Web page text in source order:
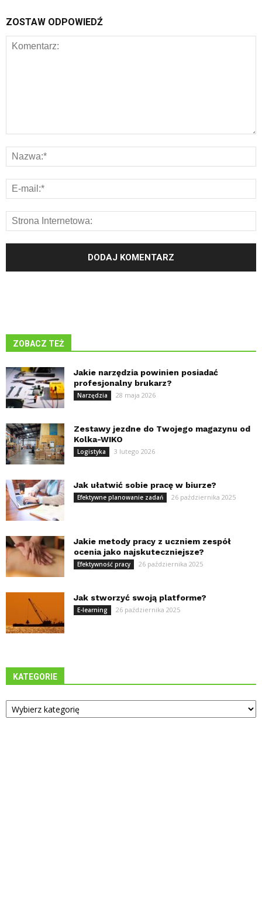
ZOSTAW ODPOWIEDŹ
ZOBACZ TEŻ
Jakie narzędzia powinien posiadać
profesjonalny brukarz?
Narzędzia 28 maja 2026
Zestawy jezdne do Twojego magazynu od
Kolka-WIKO
Logistyka 3 lutego 2026
Jak ułatwić sobie pracę w biurze?
Efektywne planowanie zadań 26 października 2025
Jakie metody pracy z uczniem zespół
ocenia jako najskuteczniejsze?
Efektywność pracy 26 października 2025
Jak stworzyć swoją platforme?
E-learning 26 października 2025
KATEGORIE
Kategorie